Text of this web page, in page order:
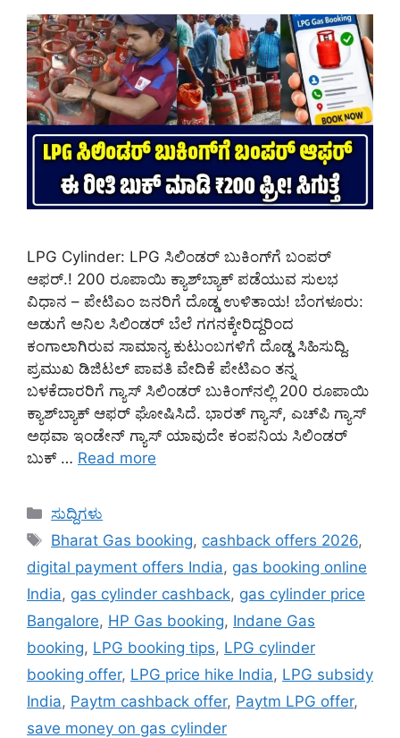
LPG Cylinder: LPG ಸಿಲಿಂಡರ್ ಬುಕಿಂಗ್‌ಗೆ ಬಂಪರ್
ಆಫರ್.! 200 ರೂಪಾಯಿ ಕ್ಯಾಶ್‌ಬ್ಯಾಕ್ ಪಡೆಯುವ ಸುಲಭ
ವಿಧಾನ – ಪೇಟಿಎಂ ಜನರಿಗೆ ದೊಡ್ಡ ಉಳಿತಾಯ! ಬೆಂಗಳೂರು:
ಅಡುಗೆ ಅನಿಲ ಸಿಲಿಂಡರ್ ಬೆಲೆ ಗಗನಕ್ಕೇರಿದ್ದರಿಂದ
ಕಂಗಾಲಾಗಿರುವ ಸಾಮಾನ್ಯ ಕುಟುಂಬಗಳಿಗೆ ದೊಡ್ಡ ಸಿಹಿಸುದ್ದಿ.
ಪ್ರಮುಖ ಡಿಜಿಟಲ್ ಪಾವತಿ ವೇದಿಕೆ ಪೇಟಿಎಂ ತನ್ನ
ಬಳಕೆದಾರರಿಗೆ ಗ್ಯಾಸ್ ಸಿಲಿಂಡರ್ ಬುಕಿಂಗ್‌ನಲ್ಲಿ 200 ರೂಪಾಯಿ
ಕ್ಯಾಶ್‌ಬ್ಯಾಕ್ ಆಫರ್ ಘೋಷಿಸಿದೆ. ಭಾರತ್ ಗ್ಯಾಸ್, ಎಚ್‌ಪಿ ಗ್ಯಾಸ್
ಅಥವಾ ಇಂಡೇನ್ ಗ್ಯಾಸ್ ಯಾವುದೇ ಕಂಪನಿಯ ಸಿಲಿಂಡರ್
ಬುಕ್ … Read more
Categories
ಸುದ್ದಿಗಳು
Tags
Bharat Gas booking, cashback offers 2026,
digital payment offers India, gas booking online
India, gas cylinder cashback, gas cylinder price
Bangalore, HP Gas booking, Indane Gas
booking, LPG booking tips, LPG cylinder
booking offer, LPG price hike India, LPG subsidy
India, Paytm cashback offer, Paytm LPG offer,
save money on gas cylinder